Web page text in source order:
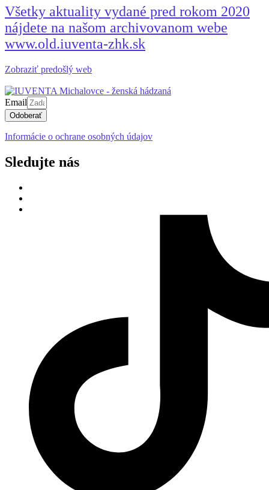
Všetky aktuality vydané pred rokom 2020
nájdete na našom archivovanom webe
www.old.iuventa-zhk.sk
Zobraziť predošlý web
Email
Odoberať
Informácie o ochrane osobných údajov
Sledujte nás